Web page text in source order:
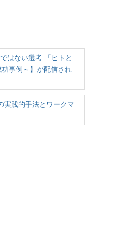
はない選考 「ヒトと
事例～】が配信され
実践的手法とワークマ